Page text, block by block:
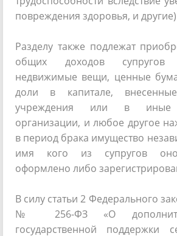
повреждения здоровья, и
Разделу также подлежат
общих доходов
недвижимые вещи, ценные
доли в капитале,
учреждения или в иные
организации, и любое другое
в период брака имущество
имя кого из супругов оно
оформлено либо
В силу статьи 2 Федерального
№ 256-ФЗ «О
государственной поддержки